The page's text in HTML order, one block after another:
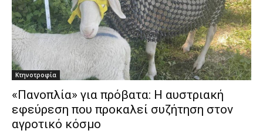
Κτηνοτροφία
«Πανοπλία» για πρόβατα: Η αυστριακή
εφεύρεση που προκαλεί συζήτηση στον
αγροτικό κόσμο